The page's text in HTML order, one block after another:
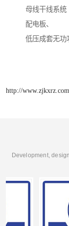
母线干线系统
配电板、
低压成套无功
http://www.zjkxrz.com
Development,